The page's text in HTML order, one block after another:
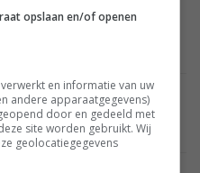
08 MEI 2026
AUDIO 07 MEI 2026
theater met Dante bij
a kind of magic
opslaan en/of openen
en informatie van uw
andere apparaatgegevens)
door en gedeeld met
site worden gebruikt. Wij
geolocatiegegevens